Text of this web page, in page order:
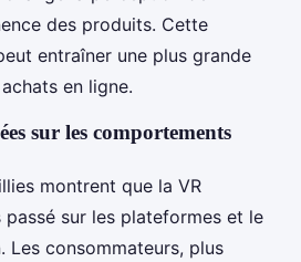
des produits. Cette
entraîner une plus grande
en ligne.
sur les comportements
montrent que la VR
sur les plateformes et le
Les consommateurs, plus